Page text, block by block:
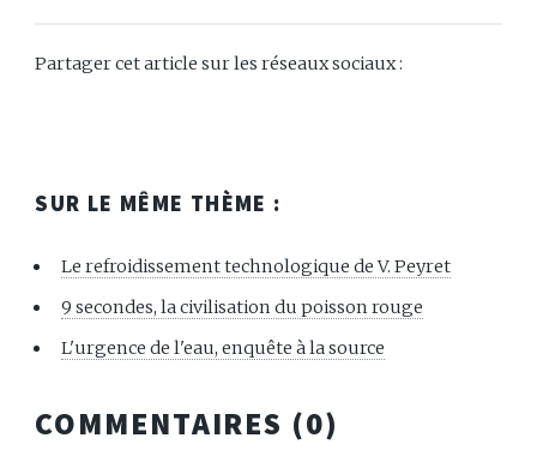
Partager cet article sur les réseaux sociaux :
SUR LE MÊME THÈME :
Le refroidissement technologique de V. Peyret
9 secondes, la civilisation du poisson rouge
L'urgence de l'eau, enquête à la source
COMMENTAIRES (0)